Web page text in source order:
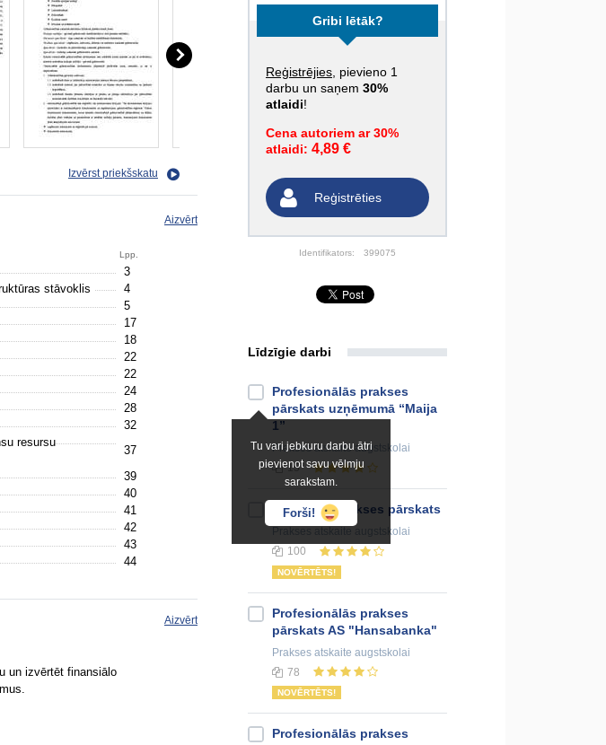
Gribi lētāk?
Reģistrējies , pievieno 1
darbu un saņem 30%
atlaidi!
Cena autoriem ar 30%
atlaidi: 4,89 €
Reģistrēties
Identifikators: 399075
Izvērst priekšskatu
Aizvērt
Lpp.
3
stāvoklis
4
5
17
18
22
22
24
28
32
resursu
37
39
40
41
42
43
44
Aizvērt
un izvērtēt finansiālo
Līdzīgie darbi
Tu vari jebkuru darbu ātri
pievienot savu vēlmju
sarakstam.
Forši!
Profesionālās prakses
pārskats uzņēmumā “Maija
1”
Prakses atskaiteaugstskolai
15
SIA "XYZ" prakses pārskats
augstskolai
100
NOVĒRTĒTS!
Profesionālās prakses
pārskats AS "Hansabanka"
Prakses atskaite augstskolai
78
NOVĒRTĒTS!
Profesionālās prakses